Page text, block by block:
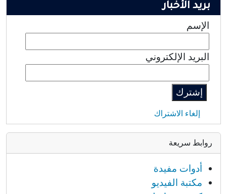
بريد الأخبار
الإسم
البريد الإلكتروني
إلغاء الاشتراك
روابط سريعة
أدوات مفيدة
مكتبة الفيديو